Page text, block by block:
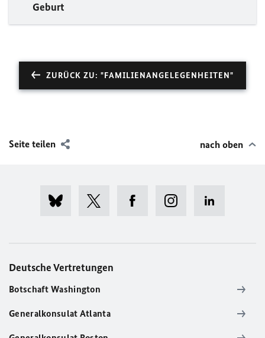
Geburt
ZURÜCK ZU: "FAMILIENANGELEGENHEITEN"
Seite teilen nach oben
Deutsche Vertretungen
Botschaft Washington
Generalkonsulat Atlanta